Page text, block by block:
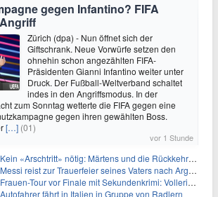
gegen Infantino? FIFA
Zürich (dpa) - Nun öffnet sich der
Giftschrank. Neue Vorwürfe setzen den
ohnehin schon angezählten FIFA-
Präsidenten Gianni Infantino weiter unter
Druck. Der Fußball-Weltverband schaltet
indes in den Angriffsmodus. In der
zum Sonntag wetterte die FIFA gegen eine
gegen ihren gewählten Boss.
[…] (01)
vor 1 Stunde
Kein «Arschtritt» nötig: Märtens und die Rückkehr nach Paris
Messi reist zur Trauerfeier seines Vaters nach Argentinien
Frauen-Tour vor Finale mit Sekundenkrimi: Vollering in Gelb
Autofahrer fährt in Italien in Gruppe von Radlern